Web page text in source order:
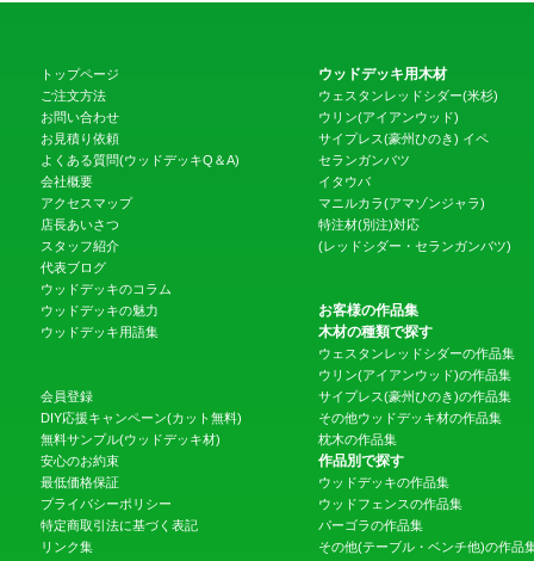
トップページ
ご注文方法
お問い合わせ
お見積り依頼
よくある質問(ウッドデッキQ＆A)
会社概要
アクセスマップ
店長あいさつ
スタッフ紹介
代表ブログ
ウッドデッキのコラム
ウッドデッキの魅力
ウッドデッキ用語集
会員登録
DIY応援キャンペーン(カット無料)
無料サンプル(ウッドデッキ材)
安心のお約束
最低価格保証
プライバシーポリシー
特定商取引法に基づく表記
リンク集
ウッドデッキ用木材
ウェスタンレッドシダー(米杉)
ウリン(アイアンウッド)
サイプレス(豪州ひのき) イペ
セランガンバツ
イタウバ
マニルカラ(アマゾンジャラ)
特注材(別注)対応
(レッドシダー・セランガンバツ)
お客様の作品集
木材の種類で探す
ウェスタンレッドシダーの作品集
ウリン(アイアンウッド)の作品集
サイプレス(豪州ひのき)の作品集
その他ウッドデッキ材の作品集
枕木の作品集
作品別で探す
ウッドデッキの作品集
ウッドフェンスの作品集
パーゴラの作品集
その他(テーブル・ベンチ他)の作品